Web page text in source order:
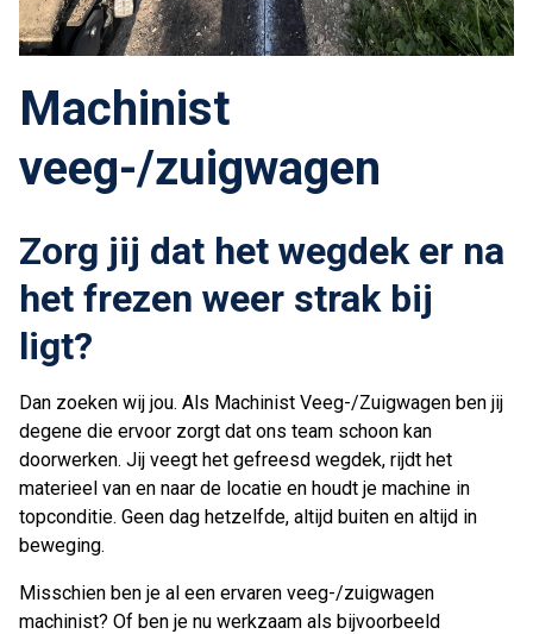
Machinist
veeg-/zuigwagen
Zorg jij dat het wegdek er na
het frezen weer strak bij
ligt?
Dan zoeken wij jou. Als Machinist Veeg-/Zuigwagen ben jij
degene die ervoor zorgt dat ons team schoon kan
doorwerken. Jij veegt het gefreesd wegdek, rijdt het
materieel van en naar de locatie en houdt je machine in
topconditie. Geen dag hetzelfde, altijd buiten en altijd in
beweging.
Misschien ben je al een ervaren veeg-/zuigwagen
machinist? Of ben je nu werkzaam als bijvoorbeeld